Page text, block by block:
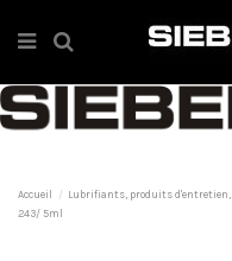
Accueil Lubrifiants, produits
243/ 5ml